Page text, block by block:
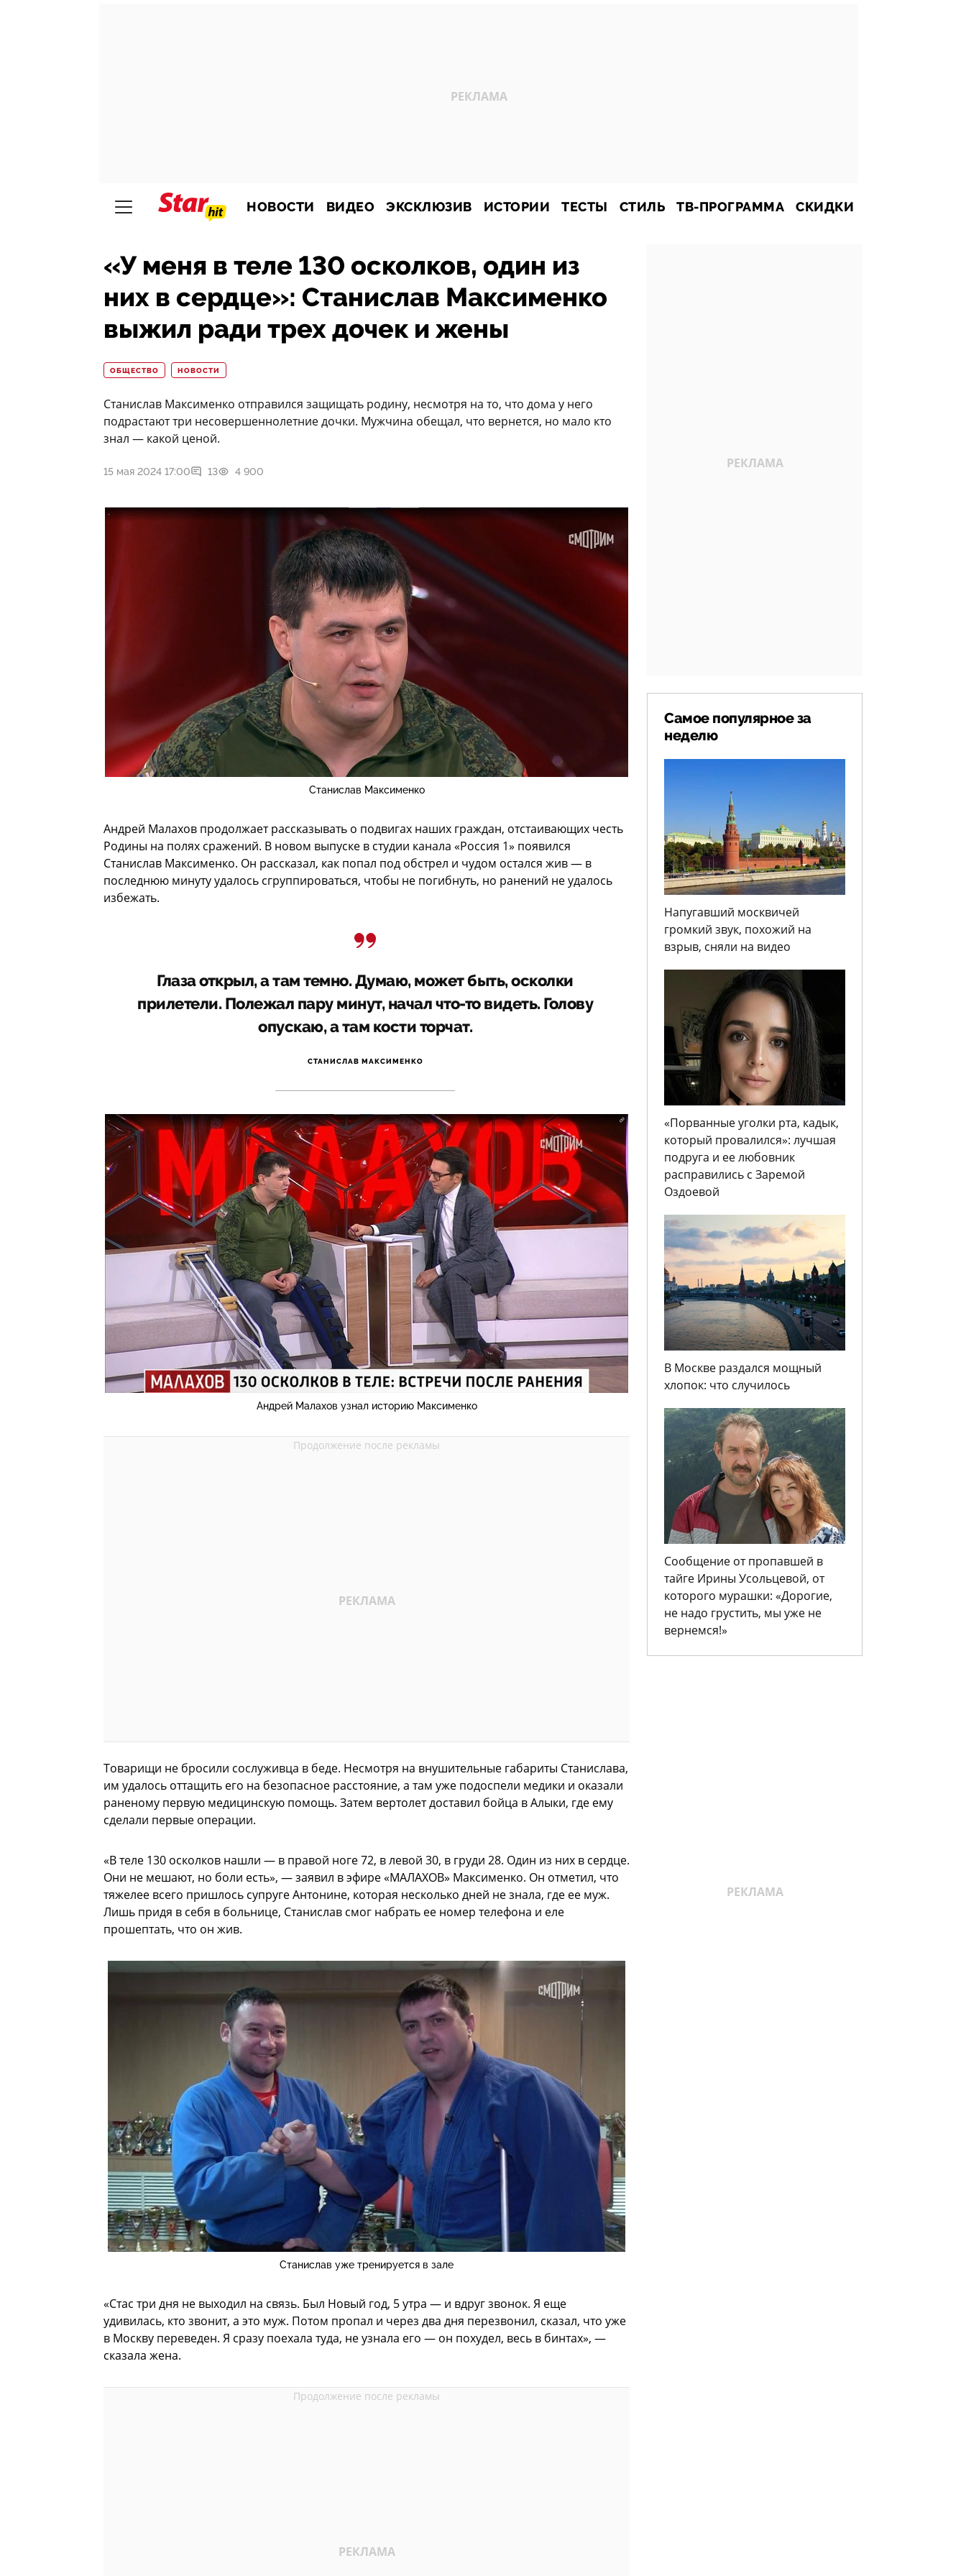
НОВОСТИ ВИДЕО ЭКСКЛЮЗИВ ИСТОРИИ ТЕСТЫ СТИЛЬ ТВ-ПРОГРАММА СКИДКИ
«У меня в теле 130 осколков, один из
них в сердце»: Станислав Максименко
выжил ради трех дочек и жены
ОБЩЕСТВО НОВОСТИ
Станислав Максименко отправился защищать родину, несмотря на то, что дома у него
подрастают три несовершеннолетние дочки. Мужчина обещал, что вернется, но мало кто
знал — какой ценой.
15 мая 2024 17:00 13 4 900
Станислав Максименко
Андрей Малахов продолжает рассказывать о подвигах наших граждан, отстаивающих честь
Родины на полях сражений. В новом выпуске в студии канала «Россия 1» появился
Станислав Максименко. Он рассказал, как попал под обстрел и чудом остался жив — в
последнюю минуту удалось сгруппироваться, чтобы не погибнуть, но ранений не удалось
избежать.
Глаза открыл, а там темно. Думаю, может быть, осколки
прилетели. Полежал пару минут, начал что-то видеть. Голову
опускаю, а там кости торчат.
СТАНИСЛАВ МАКСИМЕНКО
Андрей Малахов узнал историю Максименко
Товарищи не бросили сослуживца в беде. Несмотря на внушительные габариты Станислава,
им удалось оттащить его на безопасное расстояние, а там уже подоспели медики и оказали
раненому первую медицинскую помощь. Затем вертолет доставил бойца в Алыки, где ему
сделали первые операции.
«В теле 130 осколков нашли — в правой ноге 72, в левой 30, в груди 28. Один из них в сердце.
Они не мешают, но боли есть», — заявил в эфире «МАЛАХОВ» Максименко. Он отметил, что
тяжелее всего пришлось супруге Антонине, которая несколько дней не знала, где ее муж.
Лишь придя в себя в больнице, Станислав смог набрать ее номер телефона и еле
прошептать, что он жив.
Станислав уже тренируется в зале
«Стас три дня не выходил на связь. Был Новый год, 5 утра — и вдруг звонок. Я еще
удивилась, кто звонит, а это муж. Потом пропал и через два дня перезвонил, сказал, что уже
в Москву переведен. Я сразу поехала туда, не узнала его — он похудел, весь в бинтах», —
сказала жена.
Самое популярное за
неделю
Напугавший москвичей
громкий звук, похожий на
взрыв, сняли на видео
«Порванные уголки рта, кадык,
который провалился»: лучшая
подруга и ее любовник
расправились с Заремой
Оздоевой
В Москве раздался мощный
хлопок: что случилось
Сообщение от пропавшей в
тайге Ирины Усольцевой, от
которого мурашки: «Дорогие,
не надо грустить, мы уже не
вернемся!»